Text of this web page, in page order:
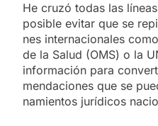
He cru­zó to­das las
po­si­ble evi­tar que se
nes in­ter­na­cio­na­les
de la Sa­lud (OMS) o la
in­for­ma­ción para
men­da­cio­nes que se
na­mien­tos ju­rí­di­cos